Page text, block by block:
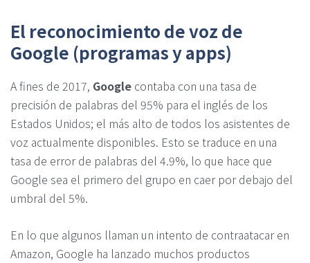
El reconocimiento de voz de
Google (programas y apps)
A fines de 2017, Google contaba con una tasa de
precisión de palabras del 95% para el inglés de los
Estados Unidos; el más alto de todos los asistentes de
voz actualmente disponibles. Esto se traduce en una
tasa de error de palabras del 4.9%, lo que hace que
Google sea el primero del grupo en caer por debajo del
umbral del 5%.
En lo que algunos llaman un intento de contraatacar en
Amazon, Google ha lanzado muchos productos